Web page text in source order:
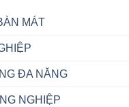
MÁT
ĐA NĂNG
NGHIỆP